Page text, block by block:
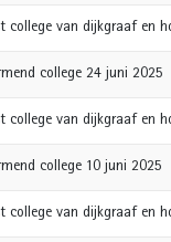
college van dijkgraaf en
college 24 juni 2025
college van dijkgraaf en
college 10 juni 2025
college van dijkgraaf en